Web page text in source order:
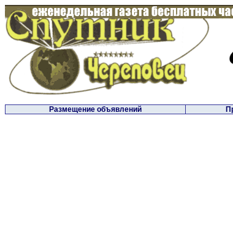
Размещение объявлений